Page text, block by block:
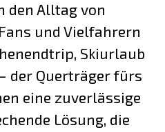
den Alltag von
und Vielfahrern
Skiurlaub
der Querträger fürs
eine zuverlässige
Lösung, die